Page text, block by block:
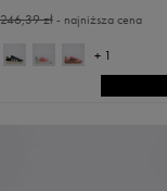
246,39 zł- najniższa cena
+ 1